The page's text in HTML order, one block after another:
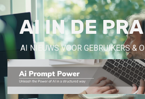
Skip
to
contentAI IN DE
AI NIEUWS VOOR GEBRUIKERS &